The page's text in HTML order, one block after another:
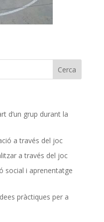
d’un grup durant la
a través del joc
a través del joc
social i aprenentatge
pràctiques per a